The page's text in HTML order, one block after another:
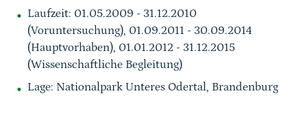
Laufzeit: 01.05.2009 - 31.12.2010
(Voruntersuchung), 01.09.2011 - 30.09.2014
(Hauptvorhaben), 01.01.2012 - 31.12.2015
(Wissenschaftliche Begleitung)
Lage: Nationalpark Unteres Odertal, Brandenburg